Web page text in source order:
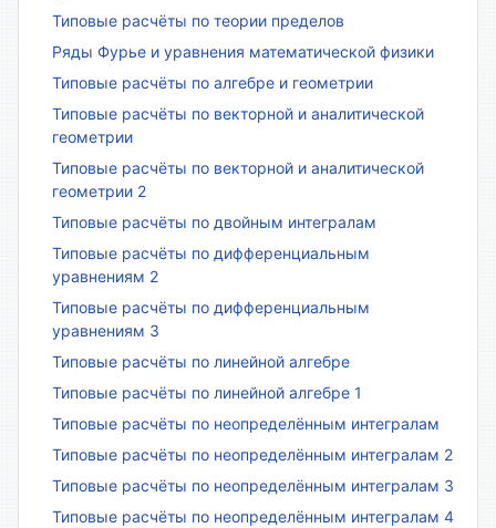
Типовые расчёты по теории пределов
Ряды Фурье и уравнения математической физики
Типовые расчёты по алгебре и геометрии
Типовые расчёты по векторной и аналитической
геометрии
Типовые расчёты по векторной и аналитической
геометрии 2
Типовые расчёты по двойным интегралам
Типовые расчёты по дифференциальным
уравнениям 2
Типовые расчёты по дифференциальным
уравнениям 3
Типовые расчёты по линейной алгебре
Типовые расчёты по линейной алгебре 1
Типовые расчёты по неопределённым интегралам
Типовые расчёты по неопределённым интегралам 2
Типовые расчёты по неопределённым интегралам 3
Типовые расчёты по неопределённым интегралам 4